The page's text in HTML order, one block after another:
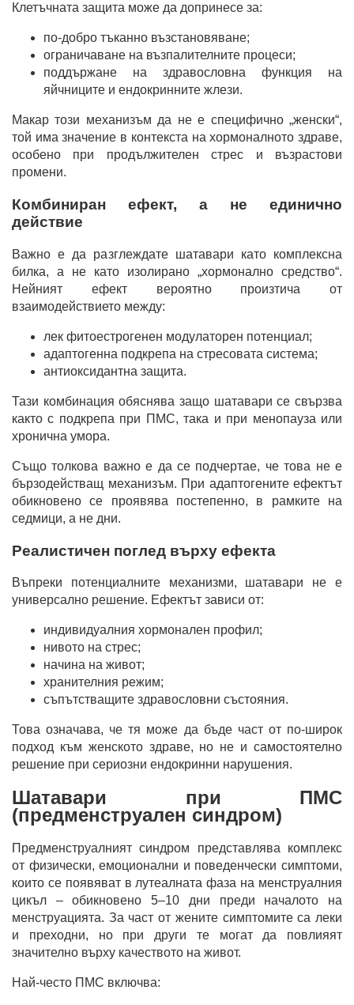
Клетъчната защита може да допринесе за:
по-добро тъканно възстановяване;
ограничаване на възпалителните процеси;
поддържане на здравословна функция на
яйчниците и ендокринните жлези.
Макар този механизъм да не е специфично „женски“,
той има значение в контекста на хормоналното здраве,
особено при продължителен стрес и възрастови
промени.
Комбиниран ефект, а не единично
действие
Важно е да разглеждате шатавари като комплексна
билка, а не като изолирано „хормонално средство“.
Нейният ефект вероятно произтича от
взаимодействието между:
лек фитоестрогенен модулаторен потенциал;
адаптогенна подкрепа на стресовата система;
антиоксидантна защита.
Тази комбинация обяснява защо шатавари се свързва
както с подкрепа при ПМС, така и при менопауза или
хронична умора.
Също толкова важно е да се подчертае, че това не е
бързодействащ механизъм. При адаптогените ефектът
обикновено се проявява постепенно, в рамките на
седмици, а не дни.
Реалистичен поглед върху ефекта
Въпреки потенциалните механизми, шатавари не е
универсално решение. Ефектът зависи от:
индивидуалния хормонален профил;
нивото на стрес;
начина на живот;
хранителния режим;
съпътстващите здравословни състояния.
Това означава, че тя може да бъде част от по-широк
подход към женското здраве, но не и самостоятелно
решение при сериозни ендокринни нарушения.
Шатавари при ПМС
(предменструален синдром)
Предменструалният синдром представлява комплекс
от физически, емоционални и поведенчески симптоми,
които се появяват в лутеалната фаза на менструалния
цикъл – обикновено 5–10 дни преди началото на
менструацията. За част от жените симптомите са леки
и преходни, но при други те могат да повлияят
значително върху качеството на живот.
Най-често ПМС включва: